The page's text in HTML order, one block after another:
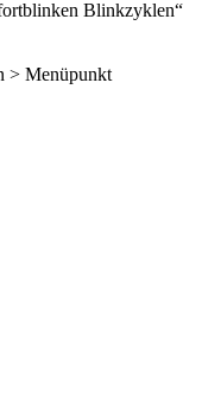
Blinkzyklen“
> Menüpunkt